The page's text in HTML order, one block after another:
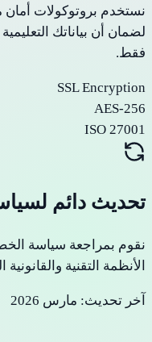
نستخدم بروتوكولات
لضمان أن بياناتك
فقط.
SSL Encryption
AES-256
ISO 27001
تحديث دائم
نقوم بمراجعة سياسة
الأنظمة التقنية والقانونية
آخر تحديث: مارس 2026